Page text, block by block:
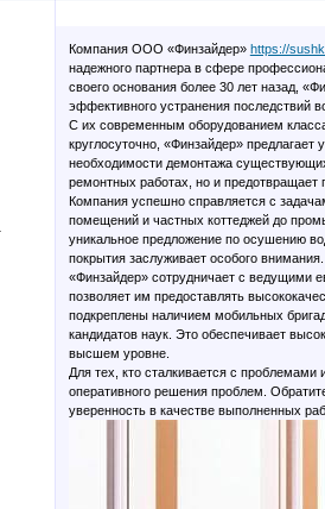
Компания ООО «Финзайдер» https://
надежного партнера в сфере
своего основания более 30 лет назад,
эффективного устранения последствий
С их современным оборудованием
круглосуточно, «Финзайдер»
необходимости демонтажа
ремонтных работах, но и предотвращает
Компания успешно справляется с
помещений и частных коттеджей до
уникальное предложение по осушению
покрытия заслуживает особого внимания.
«Финзайдер» сотрудничает с ведущими
позволяет им предоставлять
подкреплены наличием мобильных
кандидатов наук. Это обеспечивает
высшем уровне.
Для тех, кто сталкивается с
оперативного решения проблем.
уверенность в качестве выполненных